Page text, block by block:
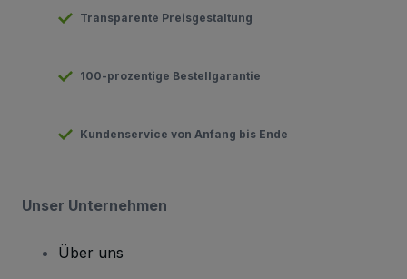
Transparente Preisgestaltung
100-prozentige Bestellgarantie
Kundenservice von Anfang bis Ende
Unser Unternehmen
Über uns